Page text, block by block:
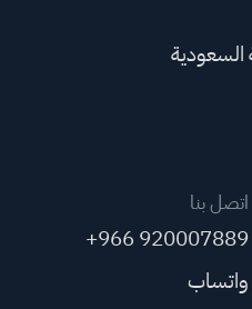
السعودية
اتصل بنا
+966 920007889
واتساب